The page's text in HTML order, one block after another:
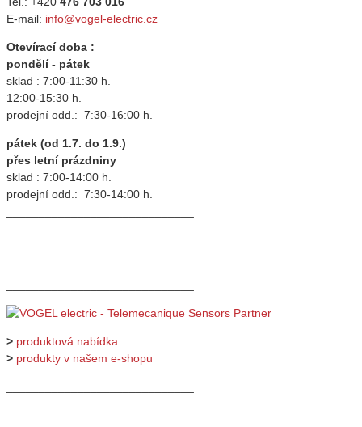
E-mail: info@vogel-electric.cz
Otevírací doba :
pondělí - pátek
sklad : 7:00-11:30 h.
12:00-15:30 h.
prodejní odd.: 7:30-16:00 h.
pátek (od 1.7. do 1.9.)
přes letní prázdniny
sklad : 7:00-14:00 h.
prodejní odd.: 7:30-14:00 h.
> produktová nabídka
> produkty v našem e-shopu